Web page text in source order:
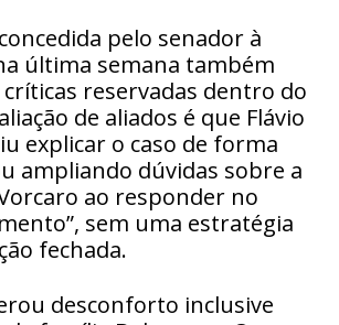
pelo senador à
última semana também
reservadas dentro do
de aliados é que Flávio
explicar o caso de forma
ampliando dúvidas sobre a
ao responder no
sem uma estratégia
fechada.
desconforto inclusive